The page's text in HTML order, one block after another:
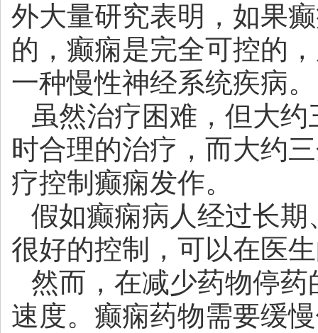
外大量研究表明，如果
的，癫痫是完全可控的
一种慢性神经系统疾病。
虽然治疗困难，但大
时合理的治疗，而大约
疗控制癫痫发作。
假如癫痫病人经过长
很好的控制，可以在医
然而，在减少药物停
速度。癫痫药物需要缓